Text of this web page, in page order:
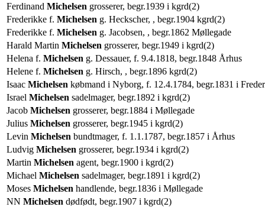
Ferdinand Michelsen grosserer, begr.1939 i kgrd(2)
Frederikke f. Michelsen g. Heckscher, , begr.1904 kgrd(2)
Frederikke f. Michelsen g. Jacobsen, , begr.1862 Møllegade
Harald Martin Michelsen grosserer, begr.1949 i kgrd(2)
Helena f. Michelsen g. Dessauer, f. 9.4.1818, begr.1848 Århus
Helene f. Michelsen g. Hirsch, , begr.1896 kgrd(2)
Isaac Michelsen købmand i Nyborg, f. 12.4.1784, begr.1831 i
Israel Michelsen sadelmager, begr.1892 i kgrd(2)
Jacob Michelsen grosserer, begr.1884 i Møllegade
Julius Michelsen grosserer, begr.1945 i kgrd(2)
Levin Michelsen bundtmager, f. 1.1.1787, begr.1857 i Århus
Ludvig Michelsen grosserer, begr.1934 i kgrd(2)
Martin Michelsen agent, begr.1900 i kgrd(2)
Michael Michelsen sadelmager, begr.1891 i kgrd(2)
Moses Michelsen handlende, begr.1836 i Møllegade
NN Michelsen dødfødt, begr.1907 i kgrd(2)